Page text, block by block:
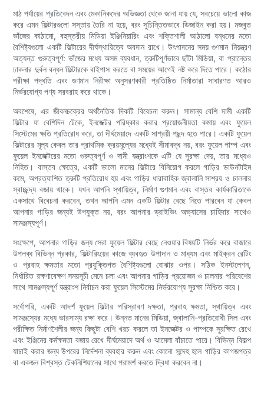
মাঠ পর্যায়ের প্রতিবেদন এবং মেকানিকদের অভিজ্ঞতা থেকে জানা যায় যে, সবচেয়ে ভালো কাজ
করে এমন ফিল্টারগুলো সস্তায় তৈরি না হয়ে, বরং সুচিন্তিতভাবে ডিজাইন করা হয়। মজবুত
ভাঁজের কাঠামো, বহুস্তরীয় মিডিয়া ইঞ্জিনিয়ারিং এবং শক্তিশালী আঠালো বন্ধনের মতো
বৈশিষ্ট্যগুলো একটি ফিল্টারের দীর্ঘস্থায়িত্বে অবদান রাখে। উৎপাদনের সময় গুণমান নিয়ন্ত্রণ
অত্যন্ত গুরুত্বপূর্ণ: ভাঁজের মধ্যে অসম ব্যবধান, ত্রুটিপূর্ণভাবে ছাঁটা মিডিয়া, বা প্রান্তের
ঢাকনার দুর্বল বন্ধন ফিল্টারকে বাইপাস করতে বা সময়ের আগেই নষ্ট করে দিতে পারে। কঠোর
পরীক্ষা পদ্ধতি এবং গুণমান নিরীক্ষা অনুসরণকারী প্রতিষ্ঠিত নির্মাতারা সাধারণত আরও
নির্ভরযোগ্য পণ্য সরবরাহ করে থাকে।
অবশেষে, এর জীবনচক্রের অর্থনৈতিক দিকটি বিবেচনা করুন। সামান্য বেশি দামী একটি
ফিল্টার যা বেশিদিন টেকে, ইনজেক্টর পরিষ্কার করার প্রয়োজনীয়তা কমায় এবং ফুয়েল
সিস্টেমের ক্ষতি প্রতিরোধ করে, তা দীর্ঘমেয়াদে একটি সাশ্রয়ী পছন্দ হতে পারে। একটি ফুয়েল
ফিল্টারের মূল্য কেবল তার প্রাথমিক ক্রয়মূল্যের মধ্যেই সীমাবদ্ধ নয়, বরং ফুয়েল পাম্প এবং
ফুয়েল ইনজেক্টরের মতো গুরুত্বপূর্ণ ও দামী যন্ত্রাংশকে এটি যে সুরক্ষা দেয়, তার মধ্যেও
নিহিত। বাস্তব ক্ষেত্রে, একটি ভালো মানের ফিল্টারে বিনিয়োগ করলে গাড়ির ডাউনটাইম
কমে, অপ্রত্যাশিত ত্রুটি প্রতিরোধ হয় এবং গাড়ির ধারাবাহিক জ্বালানি সাশ্রয় ও চালনার
স্বাচ্ছন্দ্য বজায় থাকে। যখন আপনি স্থায়িত্ব, নির্মাণ গুণমান এবং বাস্তব কার্যকারিতাকে
একসাথে বিবেচনা করবেন, তখন আপনি এমন একটি ফিল্টার বেছে নিতে পারবেন যা কেবল
আপনার গাড়ির জন্যই উপযুক্ত নয়, বরং আপনার ড্রাইভিং অভ্যাসের চাহিদার সাথেও
সামঞ্জস্যপূর্ণ।
সংক্ষেপে, আপনার গাড়ির জন্য সেরা ফুয়েল ফিল্টার বেছে নেওয়ার বিষয়টি নির্ভর করে বাজারে
উপলব্ধ বিভিন্ন প্রকার, ফিল্টারিংয়ের কাজে ব্যবহৃত উপাদান ও মাধ্যম এবং মাইক্রন রেটিং
ও প্রবাহ ক্ষমতার মতো প্রযুক্তিগত বৈশিষ্ট্যগুলো বোঝার ওপর। সঠিক ইনস্টলেশন,
নির্ধারিত রক্ষণাবেক্ষণ সময়সূচী মেনে চলা এবং আপনার গাড়ির প্রয়োজন ও চালনার পরিবেশের
সাথে সামঞ্জস্যপূর্ণ যন্ত্রাংশ নির্বাচন করা ফুয়েল সিস্টেমের নির্ভরযোগ্য সুরক্ষা নিশ্চিত করে।
সর্বোপরি, একটি আদর্শ ফুয়েল ফিল্টার পরিস্রাবণ দক্ষতা, প্রবাহ ক্ষমতা, স্থায়িত্ব এবং
সামঞ্জস্যের মধ্যে ভারসাম্য রক্ষা করে। উন্নত মানের মিডিয়া, জ্বালানি-প্রতিরোধী সিল এবং
পরীক্ষিত নির্মাণশৈলীর জন্য কিছুটা বেশি খরচ করলে তা ইনজেক্টর ও পাম্পকে সুরক্ষিত রেখে
এবং ইঞ্জিনের কর্মক্ষমতা বজায় রেখে দীর্ঘমেয়াদে অর্থ ও ঝামেলা বাঁচাতে পারে। বিভিন্ন বিকল্প
যাচাই করার জন্য উপরের নির্দেশনা ব্যবহার করুন এবং কোনো সন্দেহ হলে গাড়ির কাগজপত্র
বা একজন বিশ্বস্ত টেকনিশিয়ানের সাথে পরামর্শ করতে দ্বিধা করবেন না।